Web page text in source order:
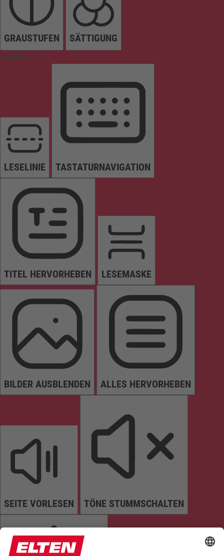
GRAUSTUFEN SÄTTIGUNG
Orientierung
LESELINIE TASTATURNAVIGATION
TITEL HERVORHEBEN LESEMASKE
BILDER AUSBLENDEN ALLES HERVORHEBEN
SEITE VORLESEN TÖNE STUMMSCHALTEN